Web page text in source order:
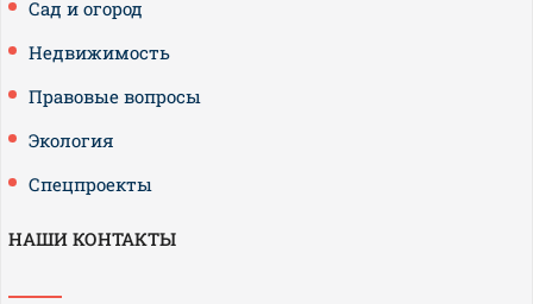
Сад и огород
Недвижимость
Правовые вопросы
Экология
Спецпроекты
НАШИ КОНТАКТЫ